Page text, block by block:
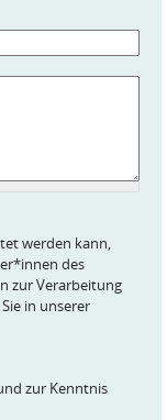
werden kann,
des
zur Verarbeitung
in unserer
zur Kenntnis